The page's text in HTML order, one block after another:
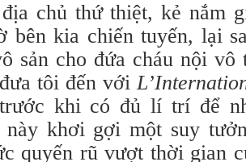
chủ thứ thiệt, kẻ nắm
bên kia chiến tuyến, lại
sản cho đứa cháu nội vô
tôi đến với
khi có đủ lí trí để
khơi gợi một suy
quyến rũ vượt thời gian